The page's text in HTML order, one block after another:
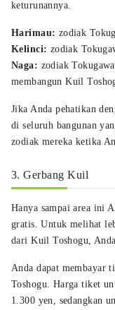
keturunannya.
Harimau: zodiak
Kelinci: zodiak
Naga: zodiak
membangun Kuil
Jika Anda pehatikan
di seluruh bangunan
zodiak mereka ketika
3. Gerbang Kuil
Hanya sampai area ini
gratis. Untuk melihat
dari Kuil Toshogu,
Anda dapat membayar
Toshogu. Harga tiket
1.300 yen, sedangkan